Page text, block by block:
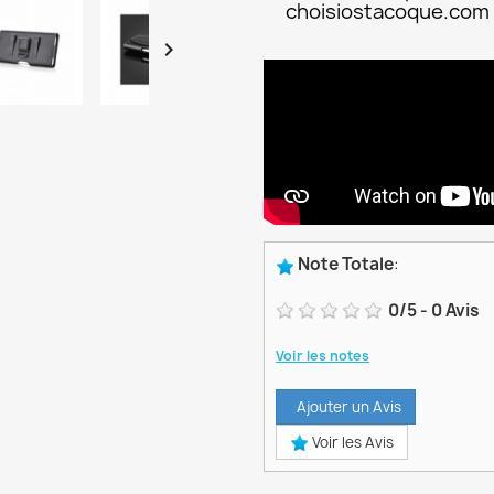

choisiostacoque.com
Note Totale:
0/5- 0Avis
Voir les notes
Ajouter un Avis
Voir les Avis